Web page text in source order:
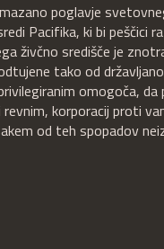
poglavje
Pacifika, ki bi peščici
živčno središče je
tako od
omogoča,
korporacij proti
od teh spopadov